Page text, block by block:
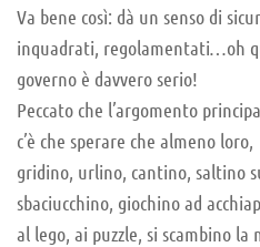
Va bene così: dà un senso di
inquadrati, regolamentati…oh
governo è davvero serio!
Peccato che l’argomento
c’è che sperare che almeno loro,
gridino, urlino, cantino, saltino
sbaciucchino, giochino ad
al lego, ai puzzle, si scambino